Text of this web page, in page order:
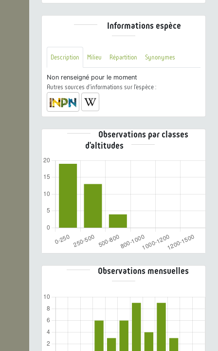
Informations espèce
Description Milieu Répartition Synonymes
Non renseigné pour le moment
Autres sources d'informations sur l'espèce :
Observations par classes
d'altitudes
Observations mensuelles